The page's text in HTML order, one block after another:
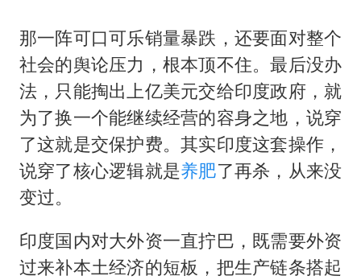
那一阵可口可乐销量暴跌，还要面对整个
社会的舆论压力，根本顶不住。最后没办
法，只能掏出上亿美元交给印度政府，就
为了换一个能继续经营的容身之地，说穿
了这就是交保护费。其实印度这套操作，
说穿了核心逻辑就是养肥了再杀，从来没
变过。
印度国内对大外资一直拧巴，既需要外资
过来补本土经济的短板，把生产链条搭起